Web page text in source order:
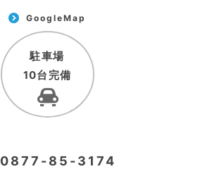
GoogleMap
駐車場
10台完備
0877-85-3174